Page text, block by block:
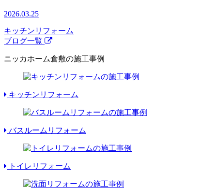
2026.03.25
キッチンリフォーム
ブログ一覧
ニッカホーム倉敷の施工事例
キッチンリフォーム
バスルームリフォーム
トイレリフォーム